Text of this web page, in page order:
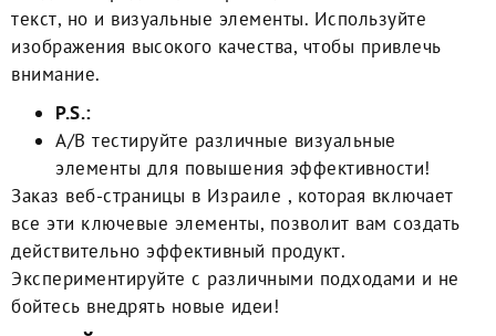
текст, но и визуальные элементы. Используйте
изображения высокого качества, чтобы привлечь
внимание.
P.S.:
A/B тестируйте различные визуальные
элементы для повышения эффективности!
Заказ веб-страницы в Израиле , которая включает
все эти ключевые элементы, позволит вам создать
действительно эффективный продукт.
Экспериментируйте с различными подходами и не
бойтесь внедрять новые идеи!